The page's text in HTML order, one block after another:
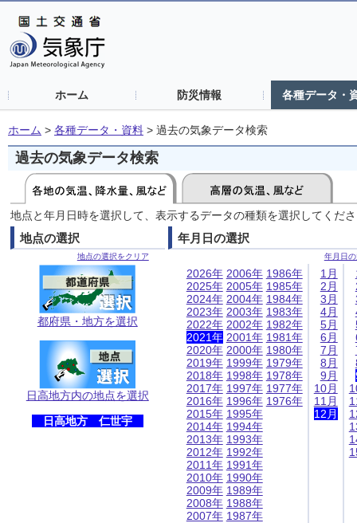
ホーム 防災情報 各種データ・
ホーム > 各種データ・資料 > 過去の気象データ検索
過去の気象データ検索
地点と年月日時を選択して、表示するデータの種類を選択してくだ
地点の選択
地点の選択をクリア
都府県・地方を選択
日高地方内の地点を選択
日高地方 仁世宇
年月日の選択
年月日
2026年
2025年
2024年
2023年
2022年
2021年
2020年
2019年
2018年
2017年
2016年
2015年
2014年
2013年
2012年
2011年
2010年
2009年
2008年
2007年
2006年
2005年
2004年
2003年
2002年
2001年
2000年
1999年
1998年
1997年
1996年
1995年
1994年
1993年
1992年
1991年
1990年
1989年
1988年
1987年
1986年
1985年
1984年
1983年
1982年
1981年
1980年
1979年
1978年
1977年
1976年
1月
2月
3月
4月
5月
6月
7月
8月
9月
10月
11月
12月